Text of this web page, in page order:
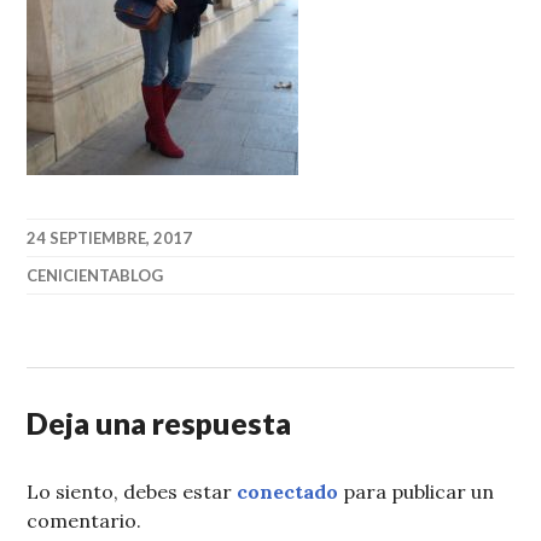
24 SEPTIEMBRE, 2017
CENICIENTABLOG
Deja una respuesta
Lo siento, debes estar conectado para publicar un
comentario.